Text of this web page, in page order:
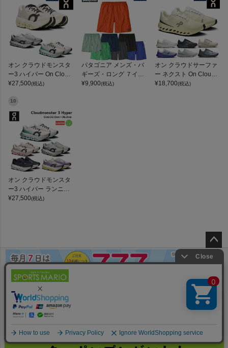
オン クラウドモンスタ
ー3 ハイパー On Cloud
monster 3 Hyper
¥27,500(税込)
パタゴニア メンズ・バ
ギーズ・ロング ７イン
チ Patagonia Men's Ba
¥9,900(税込)
オン クラウドサーファ
ー ネクスト On Clouds
urfer Next
¥18,700(税込)
10
オン クラウドモンスタ
ー3 ハイパー ランニン
グシューズ ランシュー
¥27,500(税込)
ペー
ジト
ップ
へ